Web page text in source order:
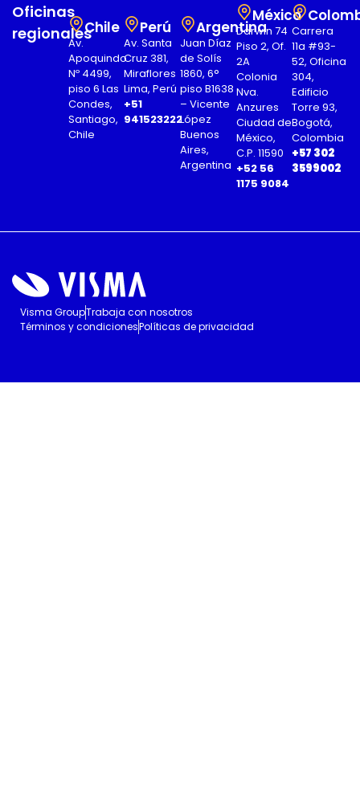
Oficinas
regionalesChile
Av.
Apoquindo
Nº 4499,
piso 6 Las
Condes,
Santiago,
Chile
Perú
Av. Santa
Cruz 381,
Miraflores
Lima, Perú
+51
941523222
Argentina
Juan Díaz
de Solís
1860, 6°
piso B1638
– Vicente
López
Buenos
Aires,
Argentina
México
Darwin 74
Piso 2, Of.
2A
Colonia
Nva.
Anzures
Ciudad de
México,
C.P. 11590
+52 56
1175 9084
Carrera
11a #93-
52, Oficina
304,
Edificio
Torre 93,
Bogotá,
Colombia
+57 302
3599002
Visma GroupTrabaja con nosotros
Términos y condicionesPolíticas de privacidad